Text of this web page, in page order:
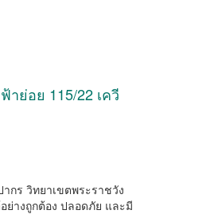
ย่อย 115/22 เควี
กร วิทยาเขตพระราชวัง
างถูกต้อง ปลอดภัย และมี